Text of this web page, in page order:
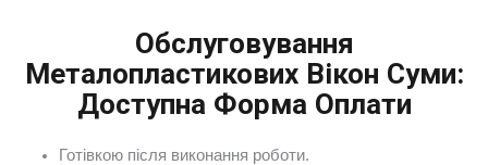
Обслуговування
Металопластикових Вікон Суми:
Доступна Форма Оплати
Готівкою після виконання роботи.